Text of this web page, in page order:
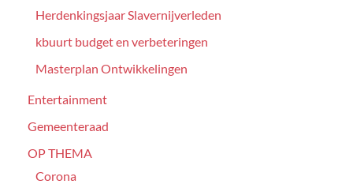
Herdenkingsjaar Slavernijverleden
kbuurt budget en verbeteringen
Masterplan Ontwikkelingen
Entertainment
Gemeenteraad
OP THEMA
Corona